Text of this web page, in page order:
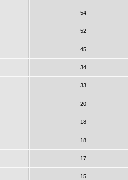
54
52
45
34
33
20
18
18
17
15